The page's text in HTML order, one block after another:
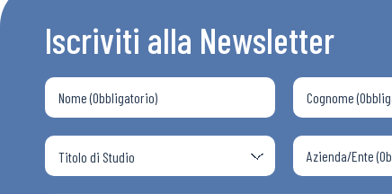
Bollettini
Articoli
Iscriviti alla Newsletter